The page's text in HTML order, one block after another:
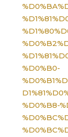
%D0%B0-
%D0%B8-